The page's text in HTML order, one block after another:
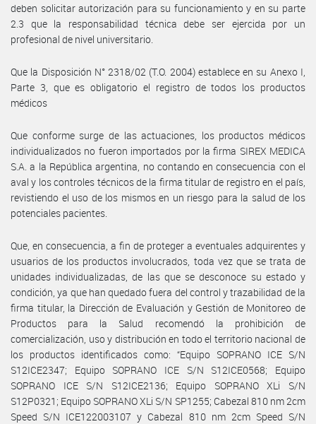
deben solicitar autorización para su funcionamiento y en su parte
2.3 que la responsabilidad técnica debe ser ejercida por un
profesional de nivel universitario.
Que la Disposición N° 2318/02 (T.O. 2004) establece en su Anexo I,
Parte 3, que es obligatorio el registro de todos los productos
médicos
Que conforme surge de las actuaciones, los productos médicos
individualizados no fueron importados por la firma SIREX MEDICA
S.A. a la República argentina, no contando en consecuencia con el
aval y los controles técnicos de la firma titular de registro en el país,
revistiendo el uso de los mismos en un riesgo para la salud de los
potenciales pacientes.
Que, en consecuencia, a fin de proteger a eventuales adquirentes y
usuarios de los productos involucrados, toda vez que se trata de
unidades individualizadas, de las que se desconoce su estado y
condición, ya que han quedado fuera del control y trazabilidad de la
firma titular, la Dirección de Evaluación y Gestión de Monitoreo de
Productos para la Salud recomendó la prohibición de
comercialización, uso y distribución en todo el territorio nacional de
los productos identificados como: “Equipo SOPRANO ICE S/N
S12ICE2347; Equipo SOPRANO ICE S/N S12ICE0568; Equipo
SOPRANO ICE S/N S12ICE2136; Equipo SOPRANO XLi S/N
S12P0321; Equipo SOPRANO XLi S/N SP1255; Cabezal 810 nm 2cm
Speed S/N ICE122003107 y Cabezal 810 nm 2cm Speed S/N